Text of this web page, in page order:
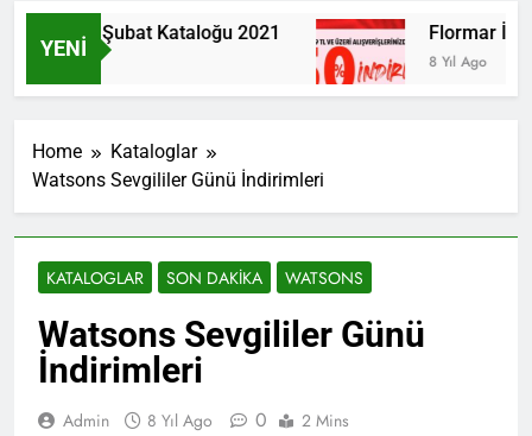
YENI
Farmasi Şubat Kataloğu 2021
6 Yıl Ago
Flormar
8 Yıl Ago
Home
Kataloglar
Watsons Sevgililer Günü İndirimleri
KATALOGLAR SON DAKIKA WATSONS
Watsons Sevgililer Günü
İndirimleri
Admin 8 Yıl Ago 0 2 Mins